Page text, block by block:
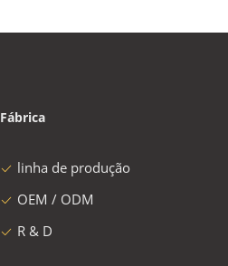
Fábrica
linha de produção
OEM / ODM
R & D